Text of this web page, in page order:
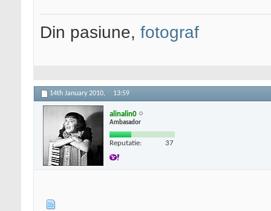
Din pasiune, fotograf
14th January 2010, 13:59
alinalin0
Ambasador
Reputatie: 37